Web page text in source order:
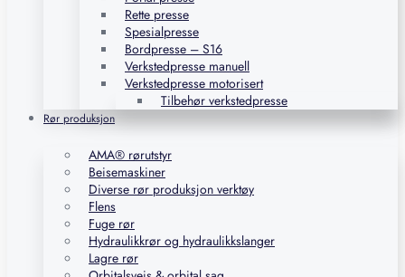
Rette presse
Spesialpresse
Bordpresse – S16
Verkstedpresse manuell
Verkstedpresse motorisert
Tilbehør verkstedpresse
Rør produksjon
AMA® rørutstyr
Beisemaskiner
Diverse rør produksjon verktøy
Flens
Fuge rør
Hydraulikkrør og hydraulikkslanger
Lagre rør